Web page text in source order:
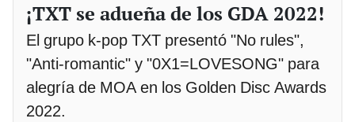
¡TXT se adueña de los GDA 2022!
El grupo k-pop TXT presentó "No rules",
"Anti-romantic" y "0X1=LOVESONG" para
alegría de MOA en los Golden Disc Awards
2022.